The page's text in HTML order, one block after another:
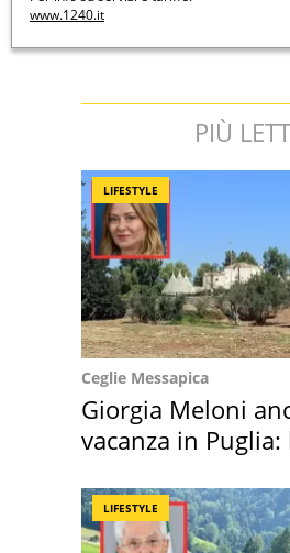
www.1240.it
PIÙ
LIFESTYLE
Ceglie Messapica
Giorgia Meloni
vacanza in Puglia:
LIFESTYLE